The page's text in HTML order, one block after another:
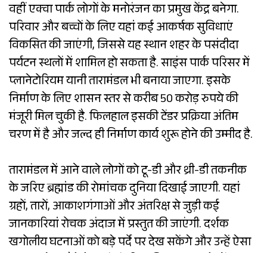
वहीं एक्वा पार्क लोगों के मनोरंजन का प्रमुख केंद्र बनेगा.
परिवार और बच्चों के लिए यहां कई आकर्षक सुविधाएं
विकसित की जाएंगी, जिससे यह स्थान शहर के पसंदीदा
पर्यटन स्थलों में शामिल हो सकता है. साइंस पार्क परिसर में
प्लानेटोरियम यानी तारामंडल भी बनाया जाएगा. इसके
निर्माण के लिए शासन स्तर से करीब 50 करोड़ रुपये की
मंजूरी मिल चुकी है. फिलहाल इसकी टेंडर प्रक्रिया अंतिम
चरण में है और जल्द ही निर्माण कार्य शुरू होने की उम्मीद है.
तारामंडल में आने वाले लोगों को टू-डी और थ्री-डी तकनीक
के जरिए ब्रह्मांड की रोमांचक दुनिया दिखाई जाएगी. यहां
ग्रहों, तारों, आकाशगंगाओं और अंतरिक्ष से जुड़ी कई
जानकारियां रोचक अंदाज में प्रस्तुत की जाएंगी. दर्शक
खगोलीय घटनाओं को बड़े पर्दे पर देख सकेंगे और उन्हें ऐसा